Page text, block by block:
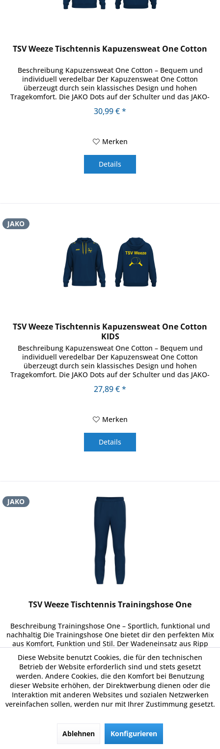
TSV Weeze Tischtennis Kapuzensweat One Cotton
Beschreibung Kapuzensweat One Cotton – Bequem und
individuell veredelbar Der Kapuzensweat One Cotton
überzeugt durch sein klassisches Design und hohen
Tragekomfort. Die JAKO Dots auf der Schulter und das JAKO-
30,99 € *
Merken
Details
JAKO
TSV Weeze Tischtennis Kapuzensweat One Cotton
KIDS
Beschreibung Kapuzensweat One Cotton – Bequem und
individuell veredelbar Der Kapuzensweat One Cotton
überzeugt durch sein klassisches Design und hohen
Tragekomfort. Die JAKO Dots auf der Schulter und das JAKO-
27,89 € *
Merken
Details
JAKO
TSV Weeze Tischtennis Trainingshose One
Beschreibung Trainingshose One – Sportlich, funktional und
nachhaltig Die Trainingshose One bietet dir den perfekten Mix
aus Komfort, Funktion und Stil. Der Wadeneinsatz aus Ripp
sorgt für eine optimale Passform und maximale...
23,99 € *
Merken
Diese Website benutzt Cookies, die für den technischen
Betrieb der Website erforderlich sind und stets gesetzt
werden. Andere Cookies, die den Komfort bei Benutzung
dieser Website erhöhen, der Direktwerbung dienen oder die
Interaktion mit anderen Websites und sozialen Netzwerken
vereinfachen sollen, werden nur mit Ihrer Zustimmung gesetzt.
Ablehnen Konfigurieren